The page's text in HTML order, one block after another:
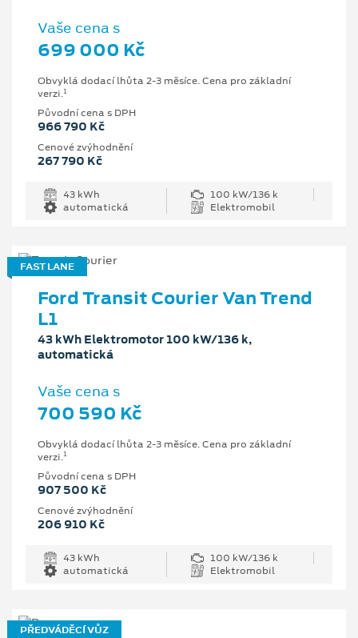
Vaše cena s
699 000 Kč
Obvyklá dodací lhůta 2-3 měsíce. Cena pro základní
verzi.1
Původní cena s DPH
966 790 Kč
Cenové zvýhodnění
267 790 Kč
43 kWh
100 kW/136 k
automatická
Elektromobil
FAST LANE
Ford Transit Courier Van Trend
L1
43 kWh Elektromotor 100 kW/136 k,
automatická
Vaše cena s
700 590 Kč
Obvyklá dodací lhůta 2-3 měsíce. Cena pro základní
verzi.1
Původní cena s DPH
907 500 Kč
Cenové zvýhodnění
206 910 Kč
43 kWh
100 kW/136 k
automatická
Elektromobil
PŘEDVÁDĚCÍ VŮZ